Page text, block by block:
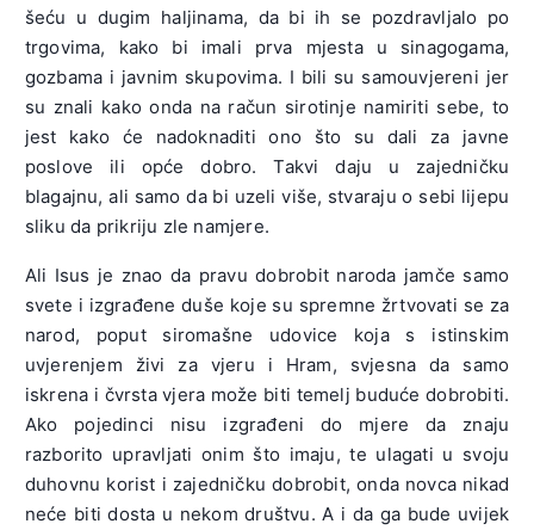
šeću u dugim haljinama, da bi ih se pozdravljalo po
trgovima, kako bi imali prva mjesta u sinagogama,
gozbama i javnim skupovima. I bili su samouvjereni jer
su znali kako onda na račun sirotinje namiriti sebe, to
jest kako će nadoknaditi ono što su dali za javne
poslove ili opće dobro. Takvi daju u zajedničku
blagajnu, ali samo da bi uzeli više, stvaraju o sebi lijepu
sliku da prikriju zle namjere.
Ali Isus je znao da pravu dobrobit naroda jamče samo
svete i izgrađene duše koje su spremne žrtvovati se za
narod, poput siromašne udovice koja s istinskim
uvjerenjem živi za vjeru i Hram, svjesna da samo
iskrena i čvrsta vjera može biti temelj buduće dobrobiti.
Ako pojedinci nisu izgrađeni do mjere da znaju
razborito upravljati onim što imaju, te ulagati u svoju
duhovnu korist i zajedničku dobrobit, onda novca nikad
neće biti dosta u nekom društvu. A i da ga bude uvijek